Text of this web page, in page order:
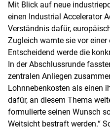
Mit Blick auf neue
einen Industrial Accelerator
Verständnis dafür,
Zugleich warnte sie vor
Entscheidend werde die
In der Abschlussrunde
zentralen Anliegen
Lohnnebenkosten als einen
dafür, an diesem Thema
formulierte seinen Wunsch
Weitsicht bestraft werden.“